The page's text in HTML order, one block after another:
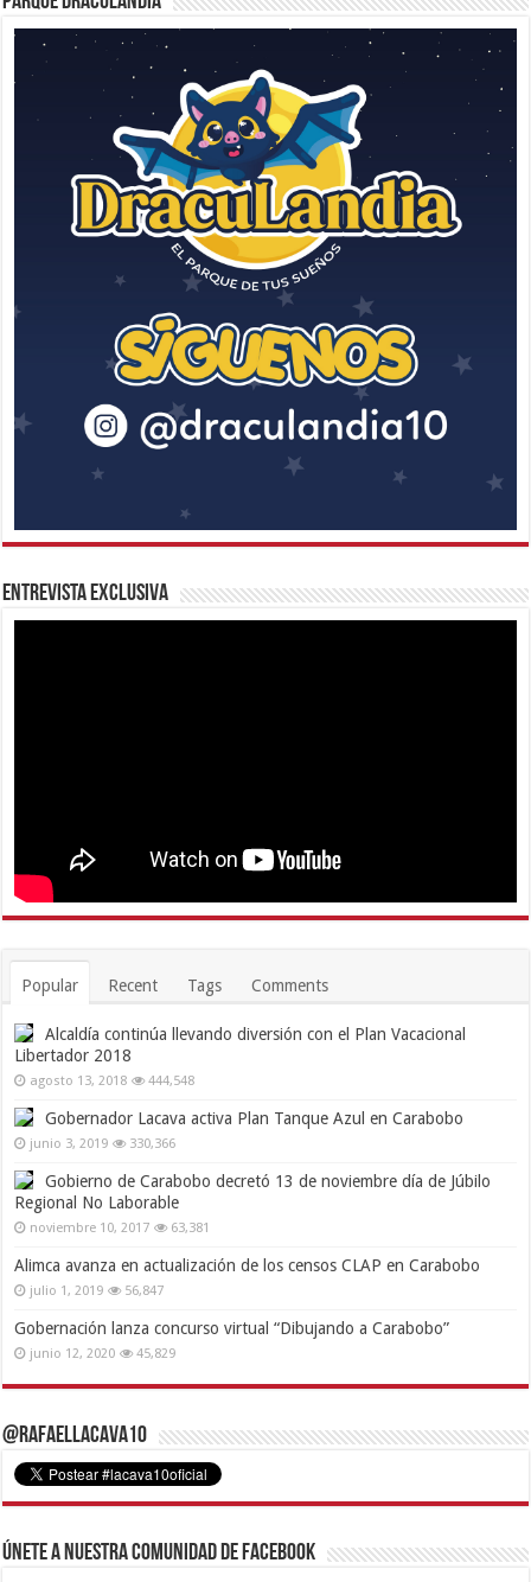
Entrevista Exclusiva
Popular Recent Tags Comments
Alcaldía continúa llevando diversión con el Plan Vacacional
Libertador 2018
agosto 13, 2018 444,548
Gobernador Lacava activa Plan Tanque Azul en Carabobo
junio 3, 2019 330,366
Gobierno de Carabobo decretó 13 de noviembre día de Júbilo
Regional No Laborable
noviembre 10, 2017 63,381
Alimca avanza en actualización de los censos CLAP en Carabobo
julio 1, 2019 56,847
Gobernación lanza concurso virtual “Dibujando a Carabobo”
junio 12, 2020 45,829
@RafaelLacava10
Únete a nuestra comunidad de Facebook